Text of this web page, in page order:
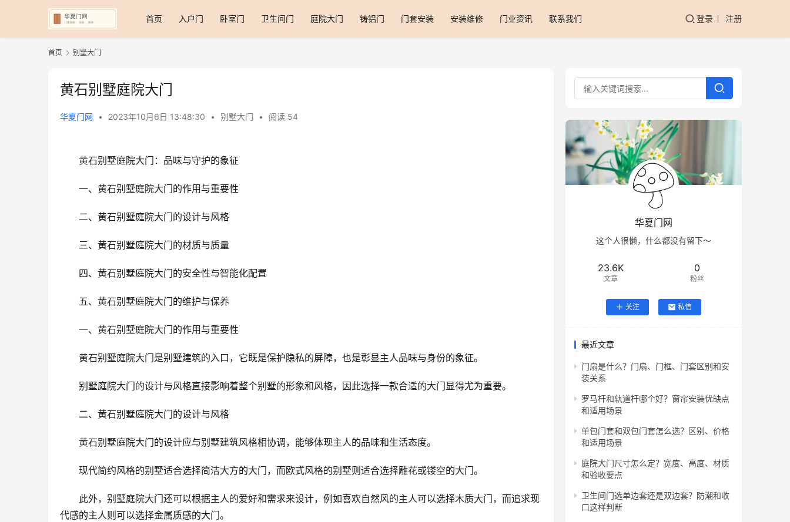
首页 入户门 卧室门 卫生间门 庭院大门 铸铝门 门套安装 安装维修 门业资讯 联系我们 登录 注册
首页 别墅大门
黄石别墅庭院大门
华夏门网 • 2023年10月6日 13:48:30 • 别墅大门 • 阅读 54
黄石别墅庭院大门：品味与守护的象征
一、黄石别墅庭院大门的作用与重要性
二、黄石别墅庭院大门的设计与风格
三、黄石别墅庭院大门的材质与质量
四、黄石别墅庭院大门的安全性与智能化配置
五、黄石别墅庭院大门的维护与保养
一、黄石别墅庭院大门的作用与重要性
黄石别墅庭院大门是别墅建筑的入口，它既是保护隐私的屏障，也是彰显主人品味与身份的象征。
别墅庭院大门的设计与风格直接影响着整个别墅的形象和风格，因此选择一款合适的大门显得尤为重要。
二、黄石别墅庭院大门的设计与风格
黄石别墅庭院大门的设计应与别墅建筑风格相协调，能够体现主人的品味和生活态度。
现代简约风格的别墅适合选择简洁大方的大门，而欧式风格的别墅则适合选择雕花或镂空的大门。
此外，别墅庭院大门还可以根据主人的爱好和需求来设计，例如喜欢自然风的主人可以选择木质大门，而追求现
代感的主人则可以选择金属质感的大门。
华夏门网
这个人很懒，什么都没有留下～
23.6K
文章
0
粉丝
关注 私信
最近文章
门扇是什么？门扇、门框、门套区别和安
装关系
罗马杆和轨道杆哪个好？窗帘安装优缺点
和适用场景
单包门套和双包门套怎么选？区别、价格
和适用场景
庭院大门尺寸怎么定？宽度、高度、材质
和验收要点
卫生间门选单边套还是双边套？防潮和收
口这样判断